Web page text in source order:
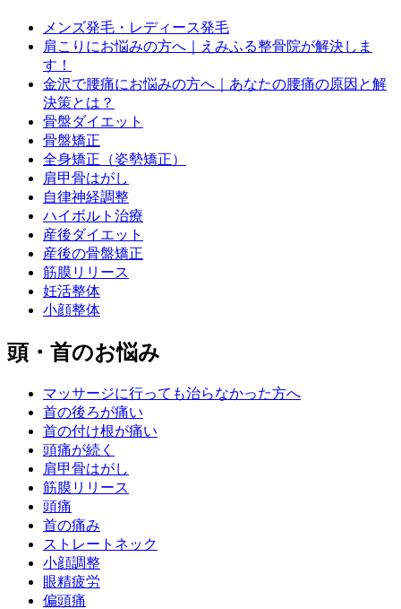
メンズ発毛・レディース発毛
肩こりにお悩みの方へ｜えみふる整骨院が解決しま
す！
金沢で腰痛にお悩みの方へ｜あなたの腰痛の原因と解
決策とは？
骨盤ダイエット
骨盤矯正
全身矯正（姿勢矯正）
肩甲骨はがし
自律神経調整
ハイボルト治療
産後ダイエット
産後の骨盤矯正
筋膜リリース
妊活整体
小顔整体
頭・首のお悩み
マッサージに行っても治らなかった方へ
首の後ろが痛い
首の付け根が痛い
頭痛が続く
肩甲骨はがし
筋膜リリース
頭痛
首の痛み
ストレートネック
小顔調整
眼精疲労
偏頭痛